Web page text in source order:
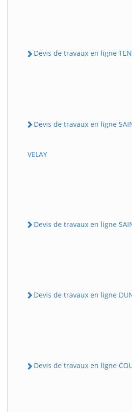
Devis de travaux en ligne
Devis de travaux en ligne
VELAY
Devis de travaux en ligne
Devis de travaux en ligne
Devis de travaux en ligne